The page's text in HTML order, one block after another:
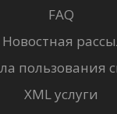
FAQ
пользования
XML услуги